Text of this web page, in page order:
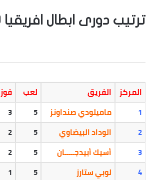
ترتيب دورى ابطال افريقيا 2019
المركز الفريق لعب فوز
1
ماميلودي صنداونز 5
3
2
الوداد البيضاوي 5
2
3
أسيك أبيدجـــــان 5
2
4
لوبي ستارز 5
1